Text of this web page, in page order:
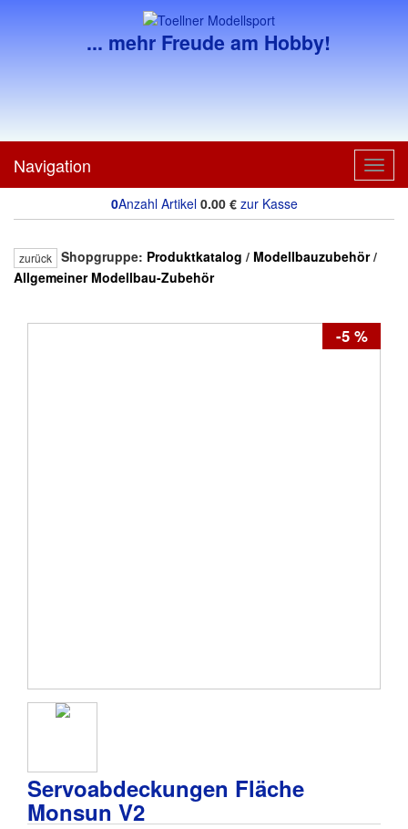
... mehr Freude am Hobby!
Navigation
0Anzahl Artikel 0.00€ zur Kasse
zurück Shopgruppe: Produktkatalog / Modellbauzubehör/
Allgemeiner Modellbau-Zubehör
-5 %
Servoabdeckungen Fläche
Monsun V2